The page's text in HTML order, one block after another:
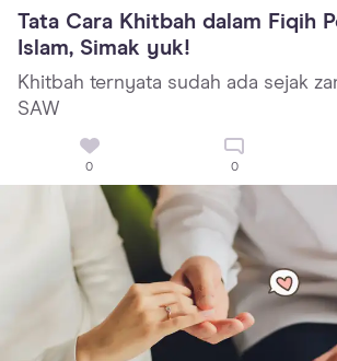
Tata Cara Khitbah dalam Fiqih
Islam, Simak yuk!
Khitbah ternyata sudah ada sejak
SAW
0 0